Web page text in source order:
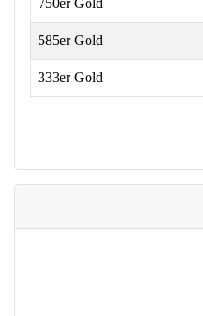
585er Gold
333er Gold